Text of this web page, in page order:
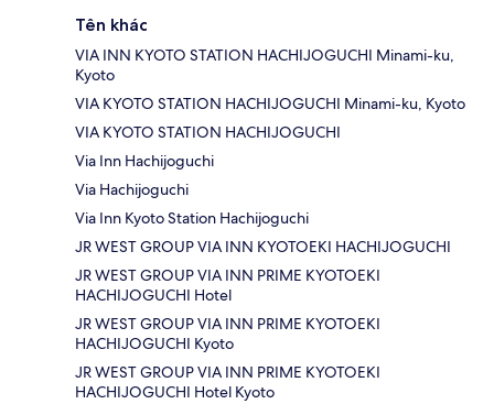
Tên khác
VIA INN KYOTO STATION HACHIJOGUCHI Minami-ku,
Kyoto
VIA KYOTO STATION HACHIJOGUCHI Minami-ku, Kyoto
VIA KYOTO STATION HACHIJOGUCHI
Via Inn Hachijoguchi
Via Hachijoguchi
Via Inn Kyoto Station Hachijoguchi
JR WEST GROUP VIA INN KYOTOEKI HACHIJOGUCHI
JR WEST GROUP VIA INN PRIME KYOTOEKI
HACHIJOGUCHI Hotel
JR WEST GROUP VIA INN PRIME KYOTOEKI
HACHIJOGUCHI Kyoto
JR WEST GROUP VIA INN PRIME KYOTOEKI
HACHIJOGUCHI Hotel Kyoto